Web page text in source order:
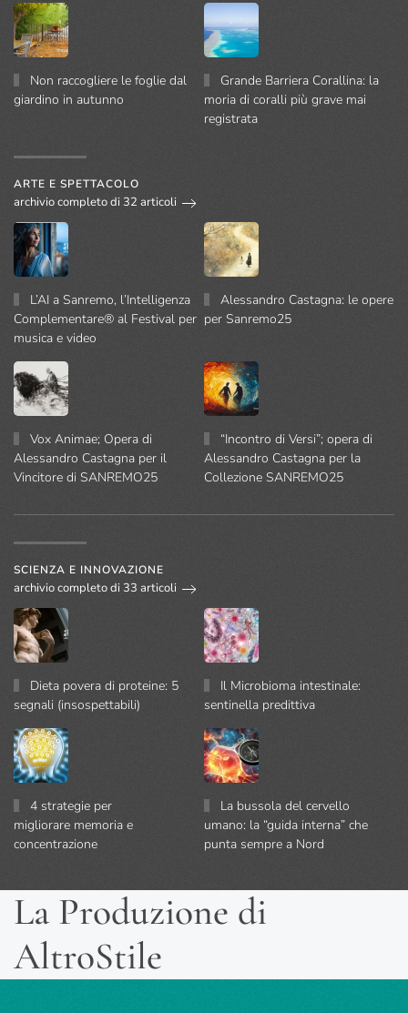
Non raccogliere le foglie dal
giardino in autunno
Grande Barriera Corallina: la
moria di coralli più grave mai
registrata
ARTE E SPETTACOLO
archivio completo di 32 articoli
L’AI a Sanremo, l’Intelligenza
Complementare® al Festival per
musica e video
Alessandro Castagna: le opere
per Sanremo25
Vox Animae; Opera di
Alessandro Castagna per il
Vincitore di SANREMO25
“Incontro di Versi”; opera di
Alessandro Castagna per la
Collezione SANREMO25
SCIENZA E INNOVAZIONE
archivio completo di 33 articoli
Dieta povera di proteine: 5
segnali (insospettabili)
Il Microbioma intestinale:
sentinella predittiva
4 strategie per
migliorare memoria e
concentrazione
La bussola del cervello
umano: la “guida interna” che
punta sempre a Nord
La Produzione di
AltroStile